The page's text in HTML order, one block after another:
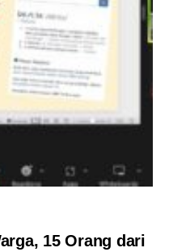
15 Orang dari